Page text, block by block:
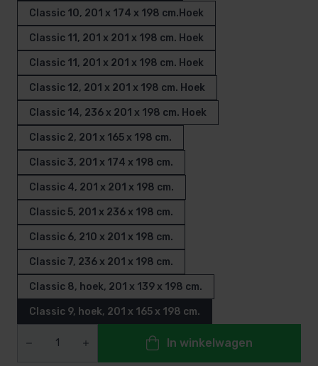
Classic 10, 201 x 174 x 198 cm.Hoek
Classic 11, 201 x 201 x 198 cm. Hoek
Classic 11, 201 x 201 x 198 cm. Hoek
Classic 12, 201 x 201 x 198 cm. Hoek
Classic 14, 236 x 201 x 198 cm. Hoek
Classic 2, 201 x 165 x 198 cm.
Classic 3, 201 x 174 x 198 cm.
Classic 4, 201 x 201 x 198 cm.
Classic 5, 201 x 236 x 198 cm.
Classic 6, 210 x 201 x 198 cm.
Classic 7, 236 x 201 x 198 cm.
Classic 8, hoek, 201 x 139 x 198 cm.
Classic 9, hoek, 201 x 165 x 198 cm.
In winkelwagen